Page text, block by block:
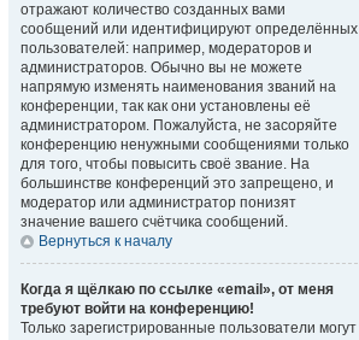
отражают количество созданных вами
сообщений или идентифицируют определённых
пользователей: например, модераторов и
администраторов. Обычно вы не можете
напрямую изменять наименования званий на
конференции, так как они установлены её
администратором. Пожалуйста, не засоряйте
конференцию ненужными сообщениями только
для того, чтобы повысить своё звание. На
большинстве конференций это запрещено, и
модератор или администратор понизят
значение вашего счётчика сообщений.
Вернуться к началу
Когда я щёлкаю по ссылке «email», от меня
требуют войти на конференцию!
Только зарегистрированные пользователи могут